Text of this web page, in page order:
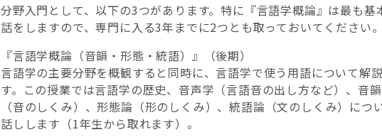
分野入門として、以下の3つがあります。特に『言語学概論』は最も基
話をしますので、専門に入る3年までに2つとも取っておいてください。
『言語学概論（音韻・形態・統語）』（後期）
言語学の主要分野を概観すると同時に、言語学で使う用語について解
す。この授業では言語学の歴史、音声学（言語音の出し方など）、音
（音のしくみ）、形態論（形のしくみ）、統語論（文のしくみ）につ
話しします（1年生から取れます）。